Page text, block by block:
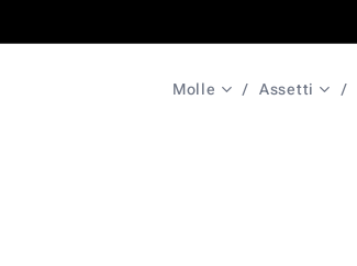
Molle Assetti